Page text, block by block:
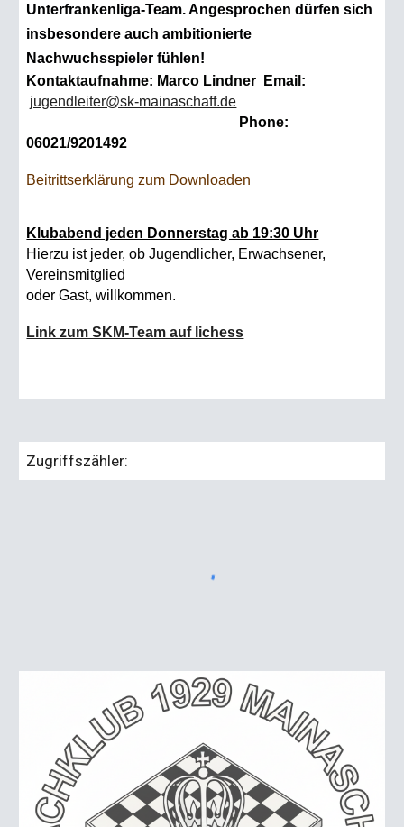
Unterfrankenliga-Team. Angesprochen dürfen sich
insbesondere auch ambitionierte
Nachwuchsspieler fühlen!
Kontaktaufnahme: Marco Lindner Email:
jugendleiter@sk-mainaschaff.de
Phone:
06021/9201492
Beitrittserklärung zum Downloaden
Klubabend jeden Donnerstag ab 19:30 Uhr
Hierzu ist jeder, ob Jugendlicher, Erwachsener,
Vereinsmitglied
oder Gast, willkommen.
Link zum SKM-Team auf lichess
Zugriffszähler: